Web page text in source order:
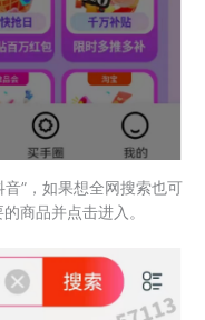
音”，如果想全网搜索也可
商品并点击进入。